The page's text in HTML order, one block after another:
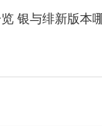
银与绯新版本